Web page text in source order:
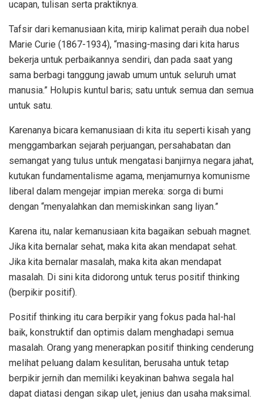
ucapan, tulisan serta praktiknya.
Tafsir dari kemanusiaan kita, mirip kalimat peraih dua nobel
Marie Curie (1867-1934), “masing-masing dari kita harus
bekerja untuk perbaikannya sendiri, dan pada saat yang
sama berbagi tanggung jawab umum untuk seluruh umat
manusia.” Holupis kuntul baris; satu untuk semua dan semua
untuk satu.
Karenanya bicara kemanusiaan di kita itu seperti kisah yang
menggambarkan sejarah perjuangan, persahabatan dan
semangat yang tulus untuk mengatasi banjirnya negara jahat,
kutukan fundamentalisme agama, menjamurnya komunisme
liberal dalam mengejar impian mereka: sorga di bumi
dengan “menyalahkan dan memiskinkan sang liyan.”
Karena itu, nalar kemanusiaan kita bagaikan sebuah magnet.
Jika kita bernalar sehat, maka kita akan mendapat sehat.
Jika kita bernalar masalah, maka kita akan mendapat
masalah. Di sini kita didorong untuk terus positif thinking
(berpikir positif).
Positif thinking itu cara berpikir yang fokus pada hal-hal
baik, konstruktif dan optimis dalam menghadapi semua
masalah. Orang yang menerapkan positif thinking cenderung
melihat peluang dalam kesulitan, berusaha untuk tetap
berpikir jernih dan memiliki keyakinan bahwa segala hal
dapat diatasi dengan sikap ulet, jenius dan usaha maksimal.